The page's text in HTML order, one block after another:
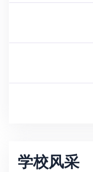
学校风采